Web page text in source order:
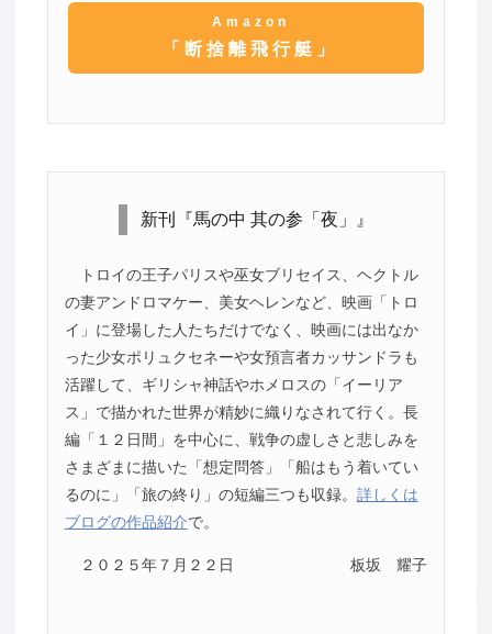
Amazon
「断捨離飛行艇」
新刊『馬の中 其の参「夜」』
トロイの王子パリスや巫女ブリセイス、ヘクトル
の妻アンドロマケー、美女ヘレンなど、映画「トロ
イ」に登場した人たちだけでなく、映画には出なか
った少女ポリュクセネーや女預言者カッサンドラも
活躍して、ギリシャ神話やホメロスの「イーリア
ス」で描かれた世界が精妙に織りなされて行く。長
編「１２日間」を中心に、戦争の虚しさと悲しみを
さまざまに描いた「想定問答」「船はもう着いてい
るのに」「旅の終り」の短編三つも収録。 詳しくは
ブログの作品紹介で。
２０２５年７月２２日 板坂 耀子